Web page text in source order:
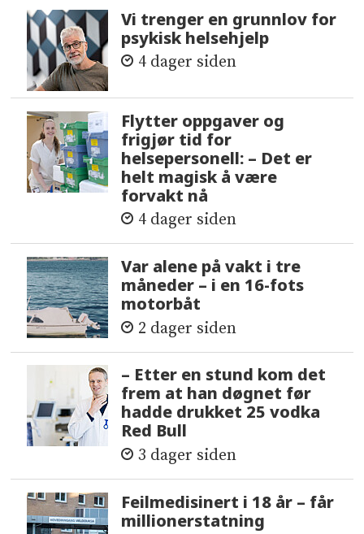
Vi trenger en grunnlov for
psykisk helsehjelp
4 dager siden
Flytter oppgaver og
frigjør tid for
helsepersonell: – Det er
helt magisk å være
forvakt nå
4 dager siden
Var alene på vakt i tre
måneder – i en 16-fots
motorbåt
2 dager siden
– Etter en stund kom det
frem at han døgnet før
hadde drukket 25 vodka
Red Bull
3 dager siden
Feilmedisinert i 18 år – får
millionerstatning